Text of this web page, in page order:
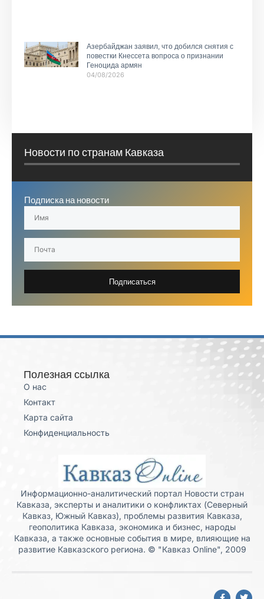
Азербайджан заявил, что добился снятия с
повестки Кнессета вопроса о признании
Геноцида армян
04/08/2026
Новости по странам Кавказа
Подписка на новости
Подписаться
Полезная ссылка
О нас
Контакт
Карта сайта
Конфиденциальность
Информационно-аналитический портал Новости стран
Кавказа, эксперты и аналитики о конфликтах (Северный
Кавказ, Южный Кавказ), проблемы развития Кавказа,
геополитика Кавказа, экономика и бизнес, народы
Кавказа, а также основные события в мире, влияющие на
развитие Кавказского региона. © "Кавказ Online", 2009